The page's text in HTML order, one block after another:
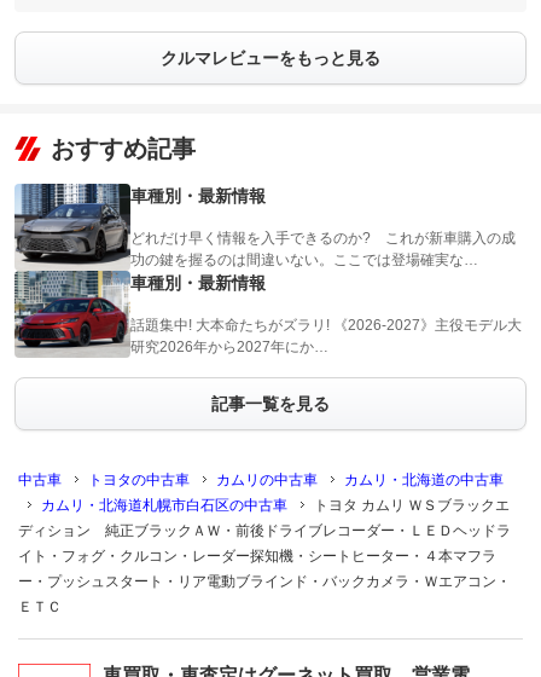
クルマレビューをもっと見る
おすすめ記事
車種別・最新情報
どれだけ早く情報を入手できるのか? これが新車購入の成
功の鍵を握るのは間違いない。ここでは登場確実な…
車種別・最新情報
話題集中! 大本命たちがズラリ! 《2026-2027》主役モデル大
研究2026年から2027年にか…
記事一覧を見る
中古車 トヨタの中古車 カムリの中古車
カムリ・北海道の中古車
カムリ・北海道札幌市白石区の中古車
トヨタ カムリ ＷＳブラックエ
ディション 純正ブラックＡＷ・前後ドライブレコーダー・ＬＥＤヘッドラ
イト・フォグ・クルコン・レーダー探知機・シートヒーター・４本マフラ
ー・プッシュスタート・リア電動ブラインド・バックカメラ・Ｗエアコン・
ＥＴＣ